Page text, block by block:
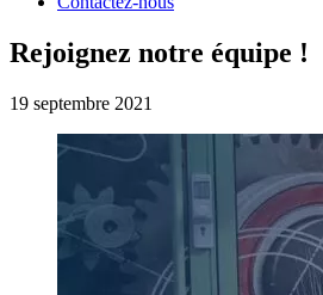
Rejoignez notre équipe !
19 septembre 2021